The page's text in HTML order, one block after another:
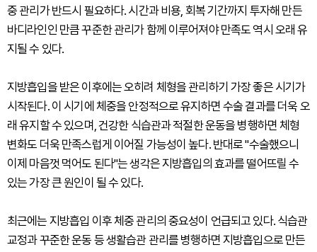
중 관리가 반드시 필요하다. 시간과 비용, 회복 기간까지 투자해 만든
바디라인인 만큼 꾸준한 관리가 함께 이루어져야 만족도 역시 오래 유
지될 수 있다.
지방흡입을 받은 이후에는 오히려 체형을 관리하기 가장 좋은 시기가
시작된다. 이 시기에 체중을 안정적으로 유지하면 수술 결과를 더욱 오
래 유지할 수 있으며, 건강한 식습관과 적절한 운동을 병행하면 체형
변화도 더욱 만족스럽게 이어질 가능성이 높다. 반대로 "수술했으니
이제 마음껏 먹어도 된다"는 생각은 지방흡입의 효과를 떨어뜨릴 수
있는 가장 큰 원인이 될 수 있다.
최근에는 지방흡입 이후 체중 관리의 중요성이 언급되고 있다. 식습관
교정과 꾸준한 운동 등 생활습관 관리를 병행하면 지방흡입으로 만든